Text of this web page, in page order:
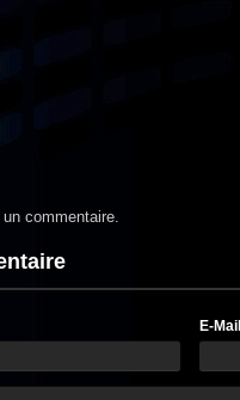
commentaire.
E-